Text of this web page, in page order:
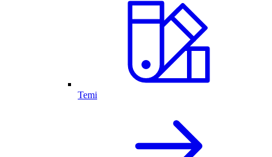
Temi